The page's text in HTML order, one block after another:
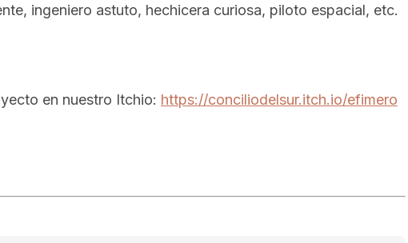
ingeniero astuto, hechicera curiosa, piloto espacial, etc.
en nuestro Itchio: https://conciliodelsur.itch.io/efimero